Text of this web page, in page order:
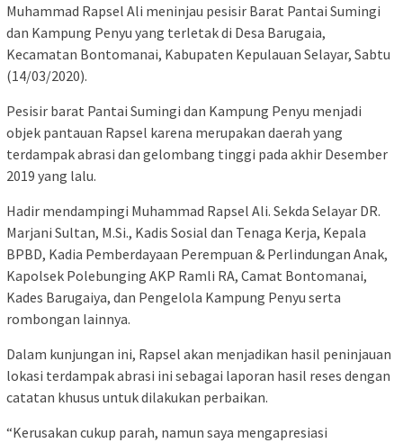
Muhammad Rapsel Ali meninjau pesisir Barat Pantai Sumingi
dan Kampung Penyu yang terletak di Desa Barugaia,
Kecamatan Bontomanai, Kabupaten Kepulauan Selayar, Sabtu
(14/03/2020).
Pesisir barat Pantai Sumingi dan Kampung Penyu menjadi
objek pantauan Rapsel karena merupakan daerah yang
terdampak abrasi dan gelombang tinggi pada akhir Desember
2019 yang lalu.
Hadir mendampingi Muhammad Rapsel Ali. Sekda Selayar DR.
Marjani Sultan, M.Si., Kadis Sosial dan Tenaga Kerja, Kepala
BPBD, Kadia Pemberdayaan Perempuan & Perlindungan Anak,
Kapolsek Polebunging AKP Ramli RA, Camat Bontomanai,
Kades Barugaiya, dan Pengelola Kampung Penyu serta
rombongan lainnya.
Dalam kunjungan ini, Rapsel akan menjadikan hasil peninjauan
lokasi terdampak abrasi ini sebagai laporan hasil reses dengan
catatan khusus untuk dilakukan perbaikan.
“Kerusakan cukup parah, namun saya mengapresiasi